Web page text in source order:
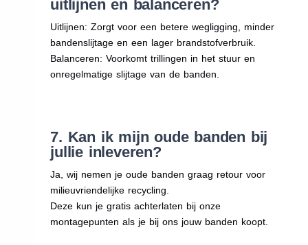
uitlijnen en balanceren?
Uitlijnen: Zorgt voor een betere wegligging, minder
bandenslijtage en een lager brandstofverbruik.
Balanceren: Voorkomt trillingen in het stuur en
onregelmatige slijtage van de banden.
7. Kan ik mijn oude banden bij
jullie inleveren?
Ja, wij nemen je oude banden graag retour voor
milieuvriendelijke recycling.
Deze kun je gratis achterlaten bij onze
montagepunten als je bij ons jouw banden koopt.